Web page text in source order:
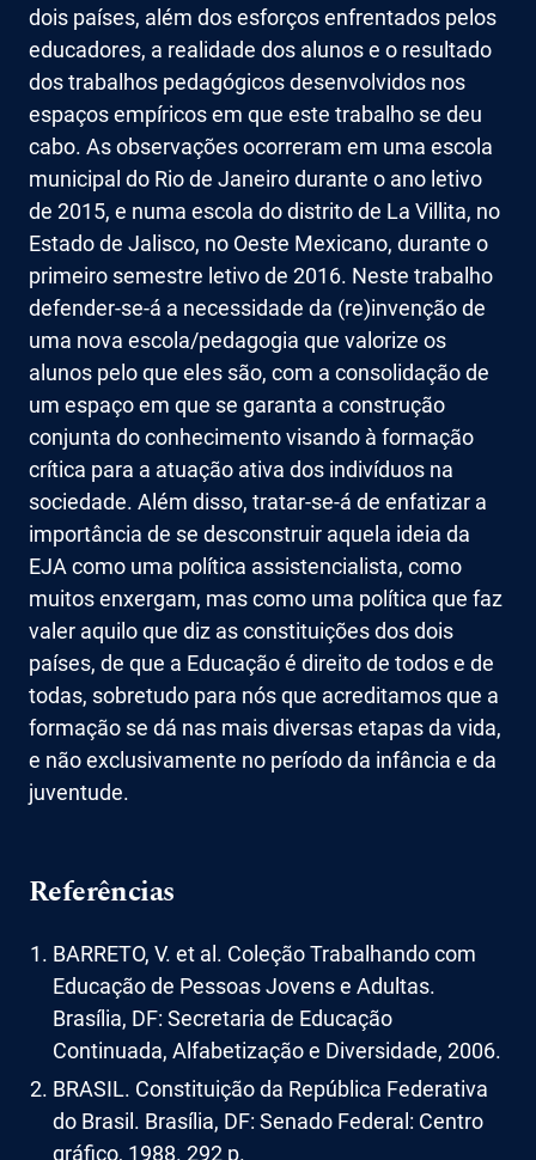
dois países, além dos esforços enfrentados pelos
educadores, a realidade dos alunos e o resultado
dos trabalhos pedagógicos desenvolvidos nos
espaços empíricos em que este trabalho se deu
cabo. As observações ocorreram em uma escola
municipal do Rio de Janeiro durante o ano letivo
de 2015, e numa escola do distrito de La Villita, no
Estado de Jalisco, no Oeste Mexicano, durante o
primeiro semestre letivo de 2016. Neste trabalho
defender-se-á a necessidade da (re)invenção de
uma nova escola/pedagogia que valorize os
alunos pelo que eles são, com a consolidação de
um espaço em que se garanta a construção
conjunta do conhecimento visando à formação
crítica para a atuação ativa dos indivíduos na
sociedade. Além disso, tratar-se-á de enfatizar a
importância de se desconstruir aquela ideia da
EJA como uma política assistencialista, como
muitos enxergam, mas como uma política que faz
valer aquilo que diz as constituições dos dois
países, de que a Educação é direito de todos e de
todas, sobretudo para nós que acreditamos que a
formação se dá nas mais diversas etapas da vida,
e não exclusivamente no período da infância e da
juventude.
Referências
BARRETO, V. et al. Coleção Trabalhando com
Educação de Pessoas Jovens e Adultas.
Brasília, DF: Secretaria de Educação
Continuada, Alfabetização e Diversidade, 2006.
BRASIL. Constituição da República Federativa
do Brasil. Brasília, DF: Senado Federal: Centro
gráfico, 1988. 292 p.